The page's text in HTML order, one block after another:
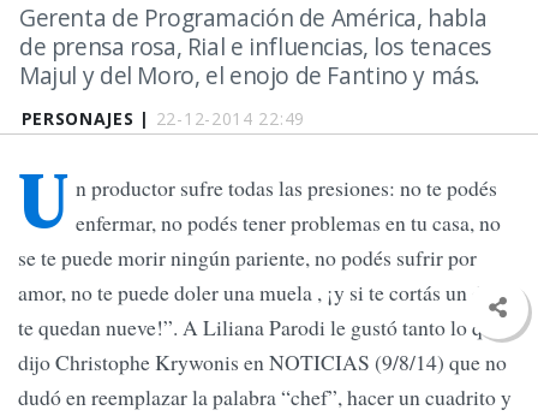
PERSONAJES | 22-12-2014 22:49
Gerenta de Programación de América, habla
de prensa rosa, Rial e influencias, los tenaces
Majul y del Moro, el enojo de Fantino y más.
U n productor sufre todas las presiones: no te podés
enfermar, no podés tener problemas en tu casa, no
se te puede morir ningún pariente, no podés sufrir por
amor, no te puede doler una muela , ¡y si te cortás un dedo,
te quedan nueve!”. A Liliana Parodi le gustó tanto lo que
dijo Christophe Krywonis en NOTICIAS (9/8/14) que no
dudó en reemplazar la palabra “chef”, hacer un cuadrito y